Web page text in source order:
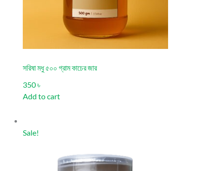
সরিষা মধু ৫০০ গ্রাম কাচের জার
350 ৳
Add to cart
Sale!